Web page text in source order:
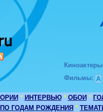
Киноактеры
Фильмы: А
* ИНТЕРВЬЮ * ОБОИ *
ГОДАМ РОЖДЕНИЯ *